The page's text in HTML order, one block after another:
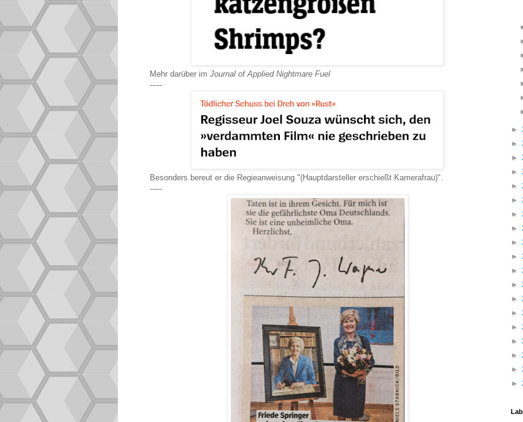
Mehr darüber im Journal of Applied Nightmare Fuel
-----
Besonders bereut er die Regieanweisung "(Hauptdarsteller erschießt Kamerafrau)".
-----
►
►
►
►
►
►
►
►
►
►
►
►
►
►
►
►
►
►
►